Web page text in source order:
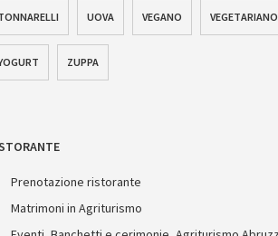
UOVA VEGANO VEGETARIANO
ZUPPA
Prenotazione ristorante
Matrimoni in Agriturismo